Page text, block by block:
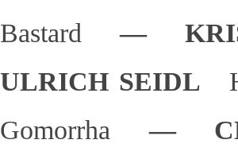
Bastard
—
ULRICH SEIDL
Gomorrha
—